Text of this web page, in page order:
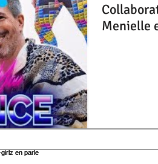
Menielle